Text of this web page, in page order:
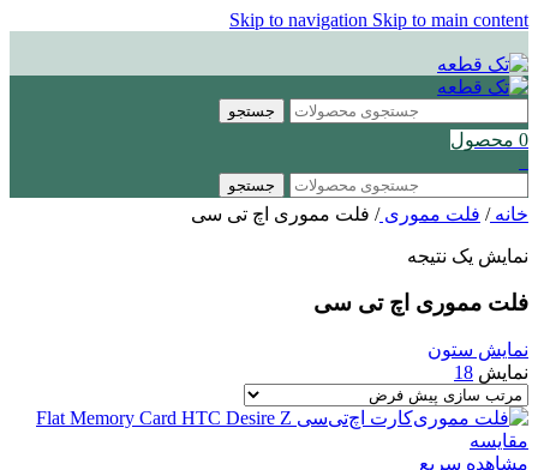
Skip to navigation Skip to main content
جستجو
0 محصول
جستجو
خانه/ فلت مموری/ فلت مموری اچ تی سی
نمایش یک نتیجه
فلت مموری اچ تی سی
نمایش ستون
نمایش 18
مقایسه
مشاهده سریع